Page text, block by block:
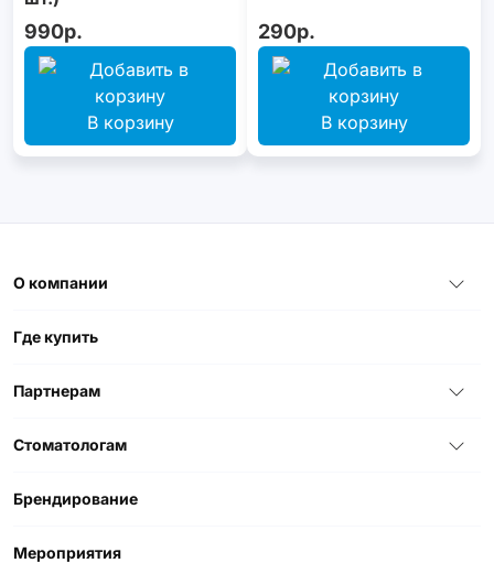
990р.
В корзину
290р.
В корзину
О компании
Где купить
Партнерам
Стоматологам
Брендирование
Мероприятия